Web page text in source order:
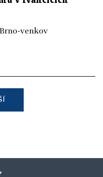
venkov